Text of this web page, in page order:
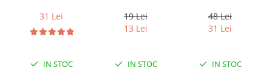
DB 16/2,
conductor cupru
LGC
31 Lei
IN STOC
14B, 2 x 2mm
19 Lei
13 Lei
IN STOC
48 Lei
31 Lei
IN STOC